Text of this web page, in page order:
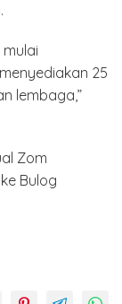
mulai
25
lembaga,”
Zom
Bulog